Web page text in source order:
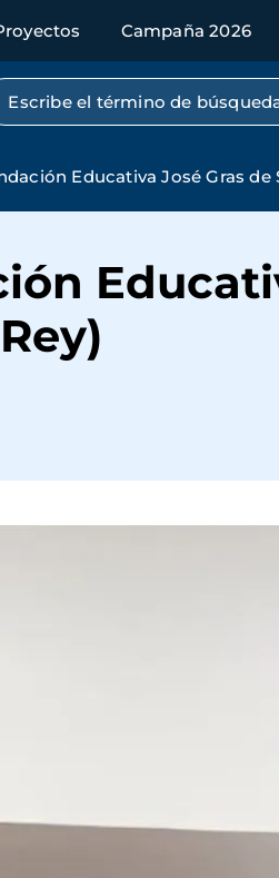
Campaña 2026
Búsqueda por texto completo
Educativa José Gras de